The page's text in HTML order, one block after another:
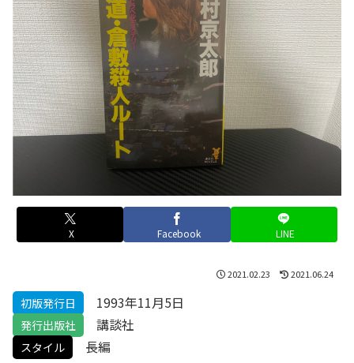
X Facebook LINE
2021.02.23 2021.06.24
初版発行日 1993年11月5日
発行出版社 講談社
スタイル 長編